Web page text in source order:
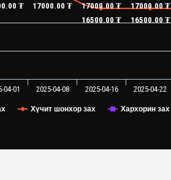
17000.00 ₮
₮
16500.00 ₮
16500.00 ₮
17000.00 ₮ 17000.00 ₮
Хүчит шонхор зах Хархорин зах
04-01 2025-04-08 2025-04-16 2025-04-22